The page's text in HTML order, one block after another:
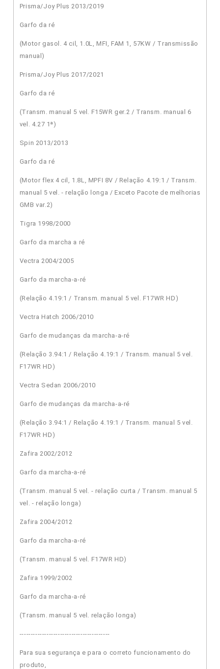
Prisma/Joy Plus 2013/2019
Garfo da ré
(Motor gasol. 4 cil, 1.0L, MFI, FAM 1, 57KW / Transmissão
manual)
Prisma/Joy Plus 2017/2021
Garfo da ré
(Transm. manual 5 vel. F15WR ger.2 / Transm. manual 6
vel. 4.27 1ª)
Spin 2013/2013
Garfo da ré
(Motor flex 4 cil, 1.8L, MPFI 8V / Relação 4.19:1 / Transm.
manual 5 vel. - relação longa / Exceto Pacote de melhorias
GMB var.2)
Tigra 1998/2000
Garfo da marcha a ré
Vectra 2004/2005
Garfo da marcha-a-ré
(Relação 4.19:1 / Transm. manual 5 vel. F17WR HD)
Vectra Hatch 2006/2010
Garfo de mudanças da marcha-a-ré
(Relação 3.94:1 / Relação 4.19:1 / Transm. manual 5 vel.
F17WR HD)
Vectra Sedan 2006/2010
Garfo de mudanças da marcha-a-ré
(Relação 3.94:1 / Relação 4.19:1 / Transm. manual 5 vel.
F17WR HD)
Zafira 2002/2012
Garfo da marcha-a-ré
(Transm. manual 5 vel. - relação curta / Transm. manual 5
vel. - relação longa)
Zafira 2004/2012
Garfo da marcha-a-ré
(Transm. manual 5 vel. F17WR HD)
Zafira 1999/2002
Garfo da marcha-a-ré
(Transm. manual 5 vel. relação longa)
----------------------------------------
Para sua segurança e para o correto funcionamento do
produto,